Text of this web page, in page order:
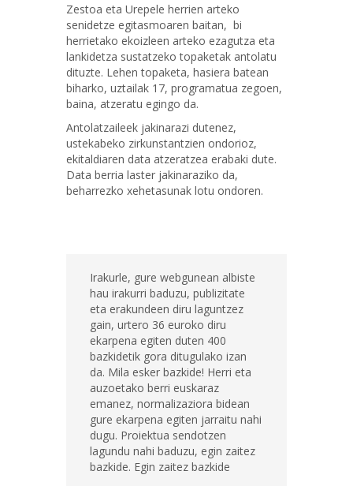
Zestoa eta Urepele herrien arteko
senidetze egitasmoaren baitan, bi
herrietako ekoizleen arteko ezagutza eta
lankidetza sustatzeko topaketak antolatu
dituzte. Lehen topaketa, hasiera batean
biharko, uztailak 17, programatua zegoen,
baina, atzeratu egingo da.
Antolatzaileek jakinarazi dutenez,
ustekabeko zirkunstantzien ondorioz,
ekitaldiaren data atzeratzea erabaki dute.
Data berria laster jakinaraziko da,
beharrezko xehetasunak lotu ondoren.
Irakurle, gure webgunean albiste
hau irakurri baduzu, publizitate
eta erakundeen diru laguntzez
gain, urtero 36 euroko diru
ekarpena egiten duten 400
bazkidetik gora ditugulako izan
da. Mila esker bazkide! Herri eta
auzoetako berri euskaraz
emanez, normalizaziora bidean
gure ekarpena egiten jarraitu nahi
dugu. Proiektua sendotzen
lagundu nahi baduzu, egin zaitez
bazkide. Egin zaitez bazkide